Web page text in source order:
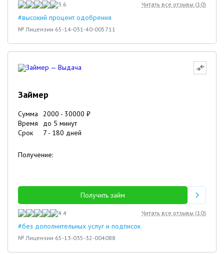
3.6 Читать все отзывы (10)
#высокий процент одобрения
№ Лицензии 65-14-031-40-005711
Займер
Сумма 2000 - 30000 ₽
Время
до 5 минут
Срок
7 - 180 дней
Получение:
Получить займ
4.4 Читать все отзывы (10)
#без дополнительных услуг и подписок
№ Лицензии 65-13-035-32-004088